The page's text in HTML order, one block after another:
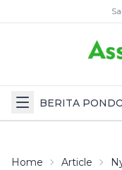
BERITA
Home Article